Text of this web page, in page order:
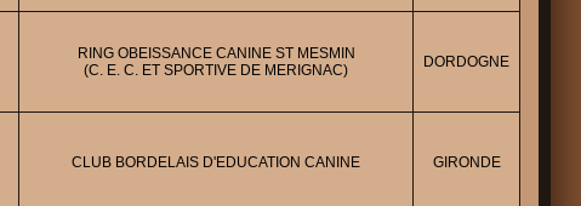
RING OBEISSANCE CANINE ST MESMIN
(C. E. C. ET SPORTIVE DE MERIGNAC)
DORDOGNE
CLUB BORDELAIS D'EDUCATION CANINE GIRONDE